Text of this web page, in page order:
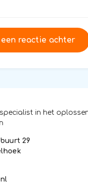
reactie achter
in het
29